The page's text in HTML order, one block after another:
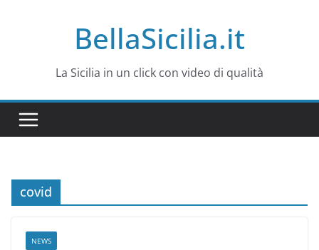
BellaSicilia.it
La Sicilia in un click con video di qualità
covid
NEWS